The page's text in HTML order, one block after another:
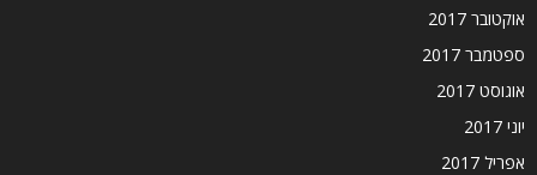
אוקטובר 2017
ספטמבר 2017
אוגוסט 2017
יוני 2017
אפריל 2017